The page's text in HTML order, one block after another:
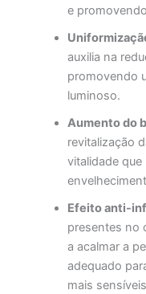
e
auxilia na
promovendo
luminoso.
Aumento do
revitalização
vitalidade
Efeito anti-
presentes no
a acalmar a
adequado
mais